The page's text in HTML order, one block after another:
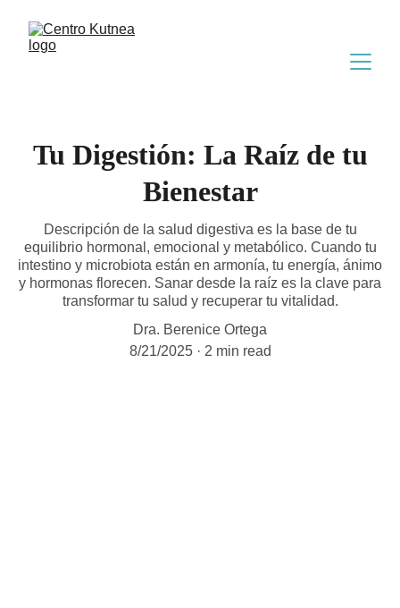
Tu Digestión: La Raíz de tu
Bienestar
Descripción de la salud digestiva es la base de tu
equilibrio hormonal, emocional y metabólico. Cuando tu
intestino y microbiota están en armonía, tu energía, ánimo
y hormonas florecen. Sanar desde la raíz es la clave para
transformar tu salud y recuperar tu vitalidad.
Dra. Berenice Ortega
8/21/2025
2 min read